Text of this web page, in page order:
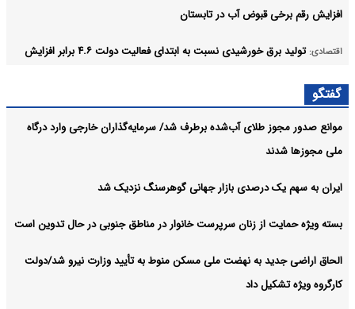
افزایش رقم برخی قبوض آب در تابستان
اقتصادی:
تولید برق خورشیدی نسبت به ابتدای فعالیت دولت ۴.۶ برابر افزایش
اقتصادی: لغو رسمی افزایش بهای برق کشاورزان
آرشیو
گفتگو
موانع صدور مجوز طلای آب‌شده برطرف شد/ سرمایه‌گذاران خارجی وارد درگاه
ملی مجوزها شدند
ایران به سهم یک‌ درصدی بازار جهانی گوهرسنگ نزدیک شد
بسته ویژه حمایت از زنان سرپرست خانوار در مناطق جنوبی در حال تدوین است
الحاق اراضی جدید به نهضت ملی مسکن منوط به تأیید وزارت نیرو شد/دولت
کارگروه ویژه تشکیل داد